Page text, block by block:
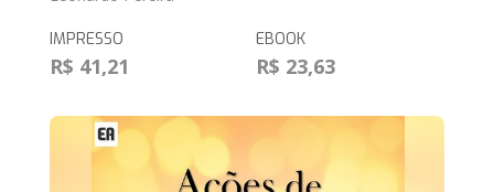
IMPRESSO
R$ 41,21
EBOOK
R$ 23,63